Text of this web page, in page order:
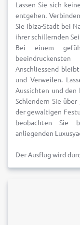
Lassen Sie sich
entgehen.
Sie Ibiza-Stadt bei
ihrer schillernden
Bei einem
Anschliessend
und Verweilen.
Aussichten und den
Schlendern Sie
der gewaltigen
beobachten Sie
anliegenden
Der Ausflug wird